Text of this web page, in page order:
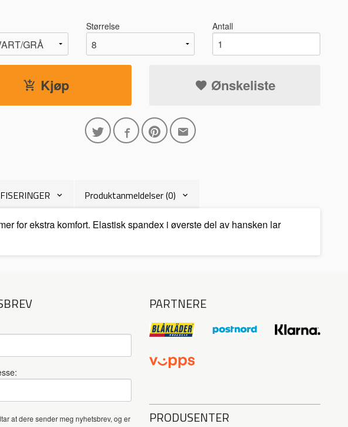
Størrelse Antall
Kjøp Ønskeliste
Produktanmeldelser (0)
for ekstra komfort. Elastisk spandex i øverste del av hansken lar
at dere sender meg nyhetsbrev, og er
PARTNERE
PRODUSENTER